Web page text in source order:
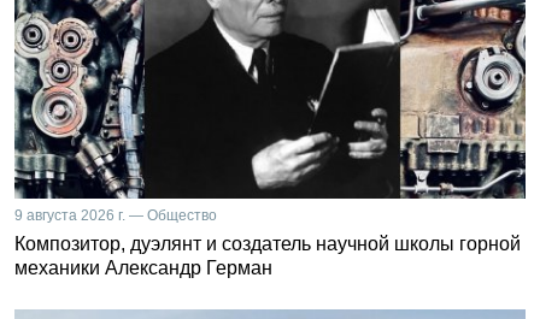
9 августа 2026 г. — Общество
Композитор, дуэлянт и создатель научной школы горной
механики Александр Герман